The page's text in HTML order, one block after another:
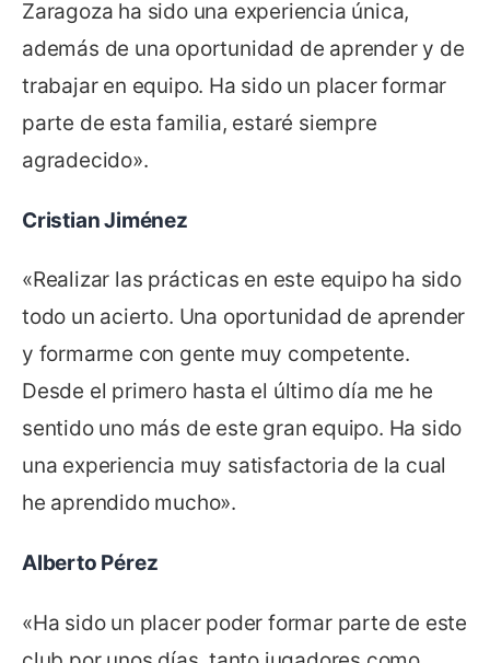
Zaragoza ha sido una experiencia única,
además de una oportunidad de aprender y de
trabajar en equipo. Ha sido un placer formar
parte de esta familia, estaré siempre
agradecido».
Cristian Jiménez
«Realizar las prácticas en este equipo ha sido
todo un acierto. Una oportunidad de aprender
y formarme con gente muy competente.
Desde el primero hasta el último día me he
sentido uno más de este gran equipo. Ha sido
una experiencia muy satisfactoria de la cual
he aprendido mucho».
Alberto Pérez
«Ha sido un placer poder formar parte de este